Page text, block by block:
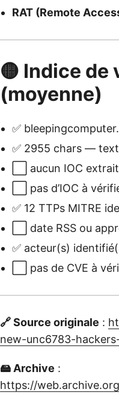
RAT (Remote
🟡 Indice
(moyenne)
✅
✅ 2955 chars —
⬜ aucun IOC
⬜ pas d’IOC à
✅ 12 TTPs MITRE
⬜ date RSS ou
✅ acteur(s)
⬜ pas de CVE à
🔗 Source originale :
new-unc6783-
🖴 Archive :
https://